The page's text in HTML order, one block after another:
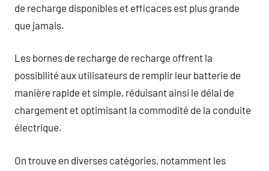
de recharge disponibles et efficaces est plus grande
que jamais.
Les bornes de recharge de recharge offrent la
possibilité aux utilisateurs de remplir leur batterie de
manière rapide et simple, réduisant ainsi le délai de
chargement et optimisant la commodité de la conduite
électrique.
On trouve en diverses catégories, notamment les